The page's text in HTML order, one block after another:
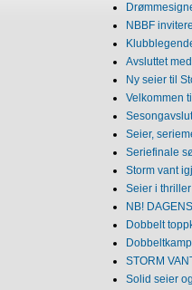
NBBF
Avsluttet
Ny seier til
Velkommen
Seier,
Seriefinale
Storm vant
Seier i
NB!
Dobbelt
STORM
Solid seier